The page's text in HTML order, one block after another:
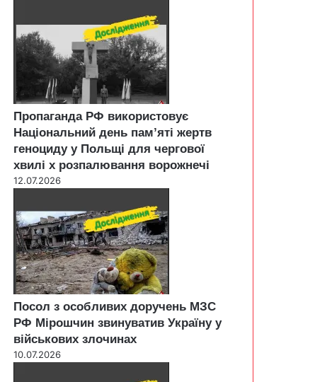
Пропаганда РФ використовує
Національний день пам’яті жертв
геноциду у Польщі для чергової
хвилі х розпалювання ворожнечі
12.07.2026
Посол з особливих доручень МЗС
РФ Мірошчин звинуватив Україну у
військових злочинах
10.07.2026